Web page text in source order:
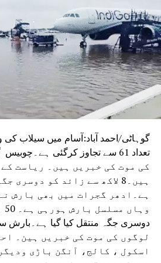
مندر ہے۔ اسی فیصلے میں عدالت نے
انڈیا (اے ایس آئی) کے کئی دہائیوں
منسوخ کر دیا تھا، جس کے تحت مسلم
جمعہ کی نماز ادا کرنے کی اجازت
گوہاٹی/احمد آباد:آسام میں سیلاب
کی موت کی خبریں ہیں۔ ریاست کے
ہیں۔8 لاکھ سے زائد کو
ہے۔ادھر گجرات میں بھی بارش
لوگوں کی موت کی خبریں ہین۔
اسکول ، کالج، آنگن باڑی